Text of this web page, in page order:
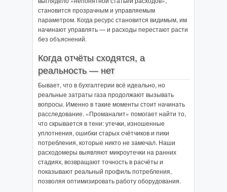
становится прозрачным и управляемым
параметром. Когда ресурс становится видимым, им
начинают управлять — и расходы перестают расти
без объяснений.
Когда отчёты сходятся, а
реальность — нет
Бывает, что в бухгалтерии всё идеально, но
реальные затраты газа продолжают вызывать
вопросы. Именно в такие моменты стоит начинать
расследование. «Проманалит» помогает найти то,
что скрывается в тени: утечки, изношенные
уплотнения, ошибки старых счётчиков и пики
потребления, которые никто не замечал. Наши
расходомеры выявляют микроутечки на ранних
стадиях, возвращают точность в расчёты и
показывают реальный профиль потребления,
позволяя оптимизировать работу оборудования.